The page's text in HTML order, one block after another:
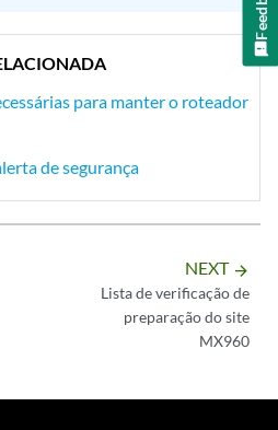
para manter o roteador
de segurança
NEXT arrow_forward
Lista de verificação de
preparação do site
MX960